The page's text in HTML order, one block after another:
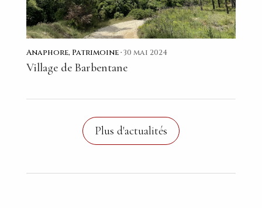
Anaphore, Patrimoine ·30 mai 2024
Village de Barbentane
Plus d'actualités